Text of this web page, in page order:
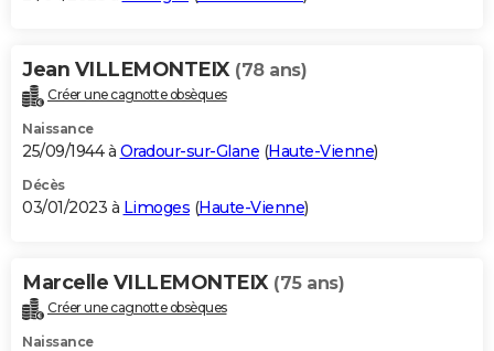
Jean VILLEMONTEIX (78 ans)
Créer une cagnotte obsèques
Naissance
25/09/1944 à Oradour-sur-Glane (Haute-Vienne)
Décès
03/01/2023 à Limoges (Haute-Vienne)
Marcelle VILLEMONTEIX (75 ans)
Créer une cagnotte obsèques
Naissance